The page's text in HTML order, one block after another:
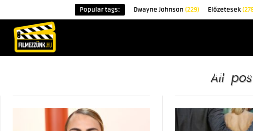
Popular tags: Dwayne Johnson (229) Előzetesek
ÉRDEKESSÉGEK
All